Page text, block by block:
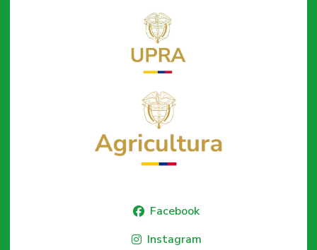
Facebook
Instagram